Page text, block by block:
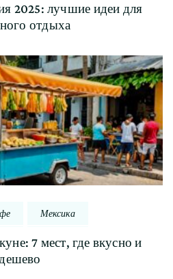
2025: лучшие идеи для
отдыха
Мексика
7 мест, где вкусно и
дешево